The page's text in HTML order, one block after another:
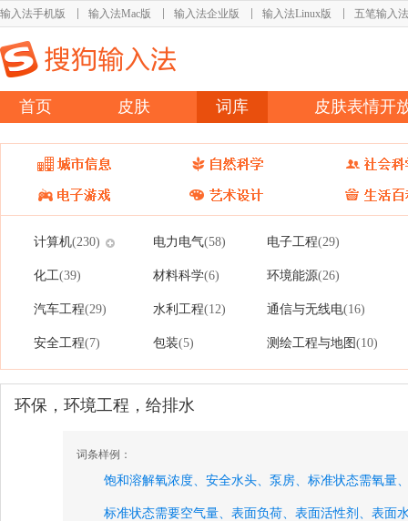
输入法手机版 输入法Mac版 输入法企业版 输入法Linux版 五笔输入法
首页 皮肤 词库 皮肤表情开
计算机(230) 电力电气(58) 电子工程(29)
化工(39) 材料科学(6) 环境能源(26)
汽车工程(29) 水利工程(12) 通信与无线电(16)
安全工程(7) 包装(5) 测绘工程与地图(10)
环保，环境工程，给排水
词条样例：
饱和溶解氧浓度、 安全水头、 泵房、 标准状态需氧量
标准状态需要空气量、 表面负荷、 表面活性剂、 表面